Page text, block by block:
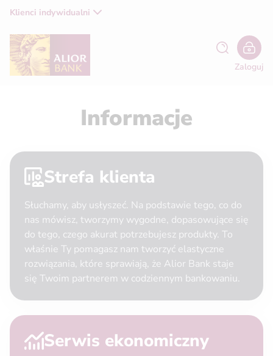
Klienci indywidualni
Zaloguj
Informacje
Strefa klienta
Słuchamy, aby usłyszeć. Na podstawie tego, co do
nas mówisz, tworzymy wygodne, dopasowujące się
do tego, czego akurat potrzebujesz produkty. To
właśnie Ty pomagasz nam tworzyć elastyczne
rozwiązania, które sprawiają, że Alior Bank staje
się Twoim partnerem w codziennym bankowaniu.
Serwis ekonomiczny